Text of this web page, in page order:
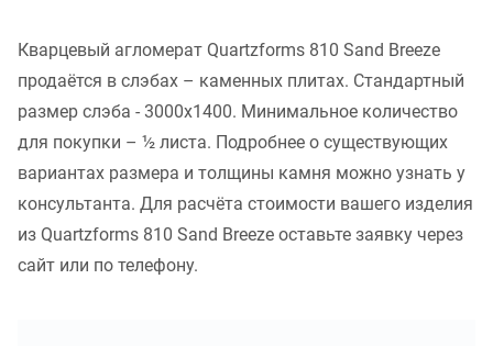
Кварцевый агломерат Quartzforms 810 Sand Breeze
продаётся в слэбах – каменных плитах. Стандартный
размер слэба - 3000x1400. Минимальное количество
для покупки – ½ листа. Подробнее о существующих
вариантах размера и толщины камня можно узнать у
консультанта. Для расчёта стоимости вашего изделия
из Quartzforms 810 Sand Breeze оставьте заявку через
сайт или по телефону.